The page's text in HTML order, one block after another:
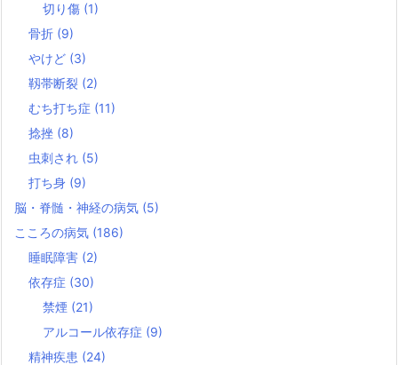
切り傷 (1)
骨折 (9)
やけど (3)
靱帯断裂 (2)
むち打ち症 (11)
捻挫 (8)
虫刺され (5)
打ち身 (9)
脳・脊髄・神経の病気 (5)
こころの病気 (186)
睡眠障害 (2)
依存症 (30)
禁煙 (21)
アルコール依存症 (9)
精神疾患 (24)